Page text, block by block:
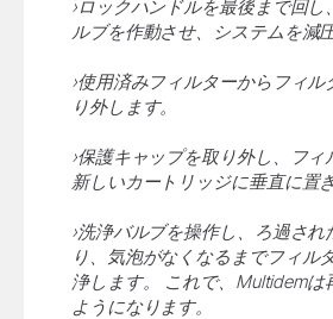
›ロックハンドルを最後まで回
ルブを作動させ、システムを減
›使用済みフィルターからフィ
り外します。
›保護キャップを取り外し、フ
新しいカートリッジに垂直に置き
›洗浄バルブを操作し、ろ過さ
り、気泡がなくなるまでフィル
浄します。 これで、Multidemは
ようになります。